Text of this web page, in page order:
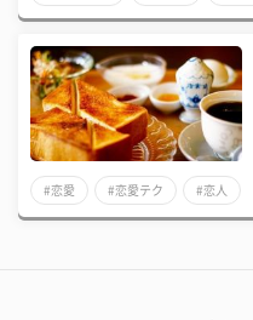
#恋愛 #恋愛テク #恋人